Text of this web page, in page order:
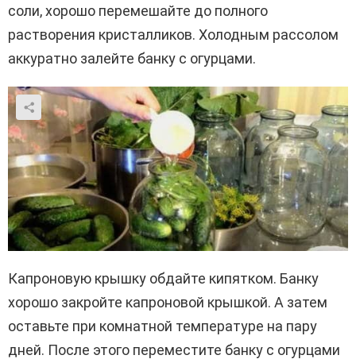
соли, хорошо перемешайте до полного
растворения кристалликов. Холодным рассолом
аккуратно залейте банку с огурцами.
Капроновую крышку обдайте кипятком. Банку
хорошо закройте капроновой крышкой. А затем
оставьте при комнатной температуре на пару
дней. После этого переместите банку с огурцами